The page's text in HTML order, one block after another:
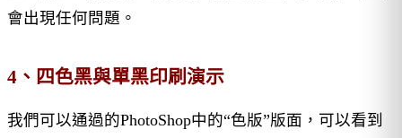
會出現任何問題。
4、四色黑與單黑印刷演示
我們可以通過的PhotoShop中的“色版”版面，可以看到